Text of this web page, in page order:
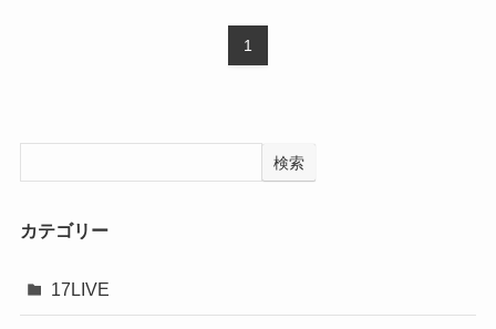
1
検索
カテゴリー
17LIVE